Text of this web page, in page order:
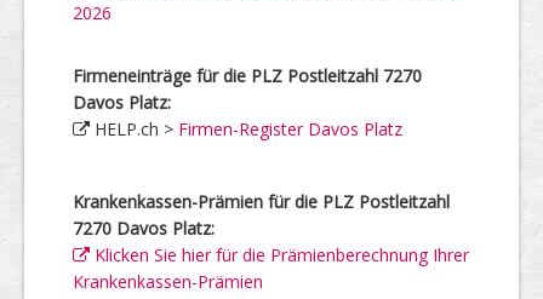
2026
Firmeneinträge für die PLZ Postleitzahl 7270
Davos Platz:
HELP.ch > Firmen-Register Davos Platz
Krankenkassen-Prämien für die PLZ Postleitzahl
7270 Davos Platz:
Klicken Sie hier für die Prämienberechnung Ihrer
Krankenkassen-Prämien